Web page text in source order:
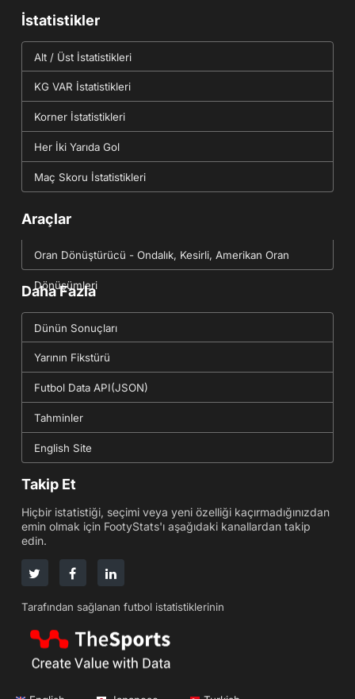
İstatistikler
Alt / Üst İstatistikleri
KG VAR İstatistikleri
Korner İstatistikleri
Her İki Yarıda Gol
Maç Skoru İstatistikleri
Araçlar
Oran Dönüştürücü - Ondalık, Kesirli, Amerikan Oran
Dönüşümleri
Daha Fazla
Dünün Sonuçları
Yarının Fikstürü
Futbol Data API(JSON)
Tahminler
English Site
Takip Et
Hiçbir istatistiği, seçimi veya yeni özelliği kaçırmadığınızdan
emin olmak için FootyStats'ı aşağıdaki kanallardan takip
edin.
Tarafından sağlanan futbol istatistiklerinin